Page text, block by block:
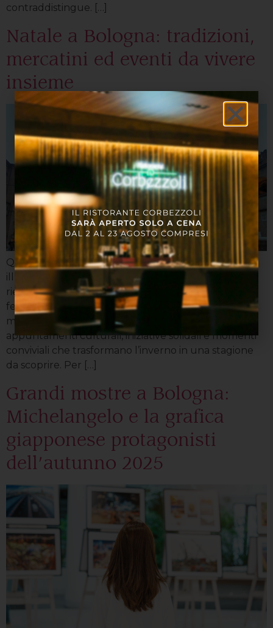
contraddistingue. […]
Natale a Bologna: tradizioni,
mercatini ed eventi da vivere
insieme
Quando Bologna si avvicina al Natale, la città si
illumina, i portici diventano scenografie e l’aria si
riempie di profumi che sanno di storia, tradizione e
festa. Ogni anno, da novembre a gennaio, non
mancano mercatini storici, fiere secolari,
appuntamenti culturali, iniziative solidali e momenti
conviviali che trasformano l’inverno in una stagione
da scoprire. Per […]
Grandi mostre a Bologna:
Michelangelo e la grafica
giapponese protagonisti
dell’autunno 2025